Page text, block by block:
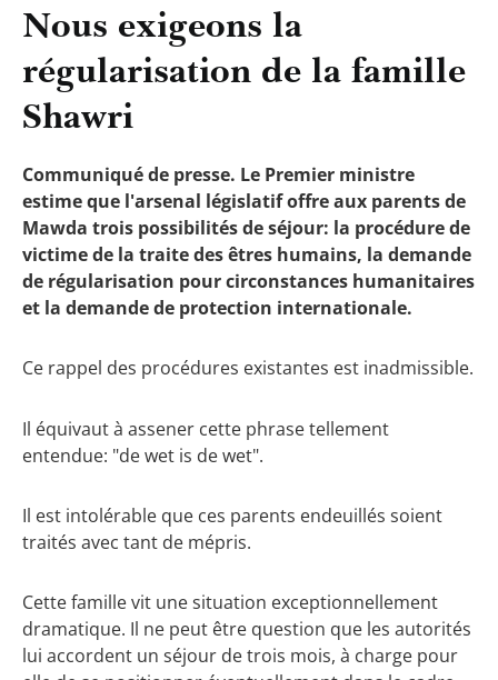
Nous exigeons la
régularisation de la famille
Shawri
Communiqué de presse. Le Premier ministre
estime que l'arsenal législatif offre aux parents de
Mawda trois possibilités de séjour: la procédure de
victime de la traite des êtres humains, la demande
de régularisation pour circonstances humanitaires
et la demande de protection internationale.
Ce rappel des procédures existantes est inadmissible.
Il équivaut à assener cette phrase tellement
entendue: "de wet is de wet".
Il est intolérable que ces parents endeuillés soient
traités avec tant de mépris.
Cette famille vit une situation exceptionnellement
dramatique. Il ne peut être question que les autorités
lui accordent un séjour de trois mois, à charge pour